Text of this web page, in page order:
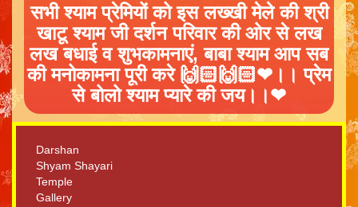
सभी श्याम प्रेमियों को इस लख्खी मेले की श्री
खाटू श्याम जी दर्शन परिवार की ओर से लख
लख बधाई व शुभकामनाएं, बाबा श्याम आप सब
की मनोकामना पूरी करे 🙌🏻🙌🏻❤।। प्रेम
से बोलो श्याम प्यारे की जय।।❤
Darshan
Shyam Shayari
Temple
Gallery